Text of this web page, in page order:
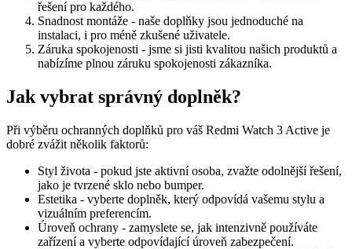
řešení pro každého.
Snadnost montáže - naše doplňky jsou jednoduché na
instalaci, i pro méně zkušené uživatele.
Záruka spokojenosti - jsme si jisti kvalitou našich produktů a
nabízíme plnou záruku spokojenosti zákazníka.
Jak vybrat správný doplněk?
Při výběru ochranných doplňků pro váš Redmi Watch 3 Active je
dobré zvážit několik faktorů:
Styl života - pokud jste aktivní osoba, zvažte odolnější řešení,
jako je tvrzené sklo nebo bumper.
Estetika - vyberte doplněk, který odpovídá vašemu stylu a
vizuálním preferencím.
Úroveň ochrany - zamyslete se, jak intenzivně používáte
zařízení a vyberte odpovídající úroveň zabezpečení.